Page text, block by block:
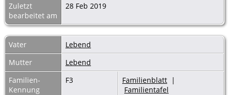
Zuletzt
bearbeitet am
28 Feb 2019
Vater
Lebend
Mutter
Lebend
Familien-
Kennung
F3 Familienblatt |
Familientafel